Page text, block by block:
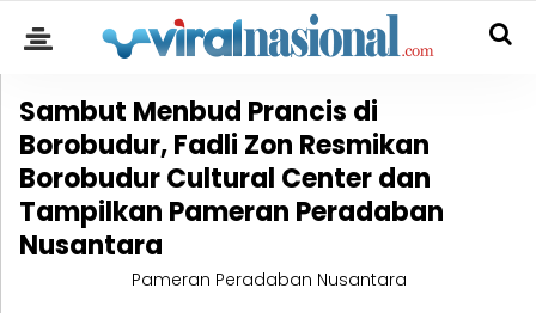
Sambut Menbud Prancis di
Borobudur, Fadli Zon Resmikan
Borobudur Cultural Center dan
Tampilkan Pameran Peradaban
Nusantara
Pameran Peradaban Nusantara